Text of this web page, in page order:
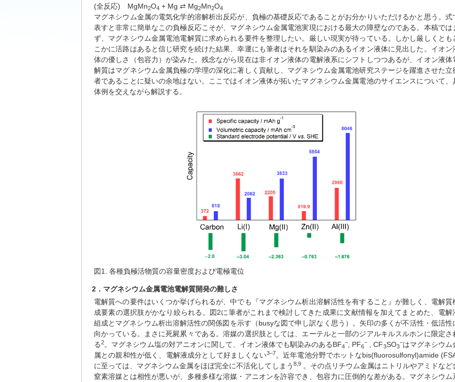
(全反応) MgMn2O4 + Mg ⇄ Mg2Mn2O4
マグネシウム金属の電気化学的溶解析出反応が、負極の基礎反応であることがお分かりいただけるかと思う。式
表すと非常に簡単なこの負極反応こそが、マグネシウム金属電池実現における最大の障壁なのである。本稿では
ず、マグネシウム金属電池電解質に求められる要件を整理したい。厳しい現実が待っている。しかし厳しくとも
こかに活路はあると信じ研究を続けた結果、幸運にも筆者はそれを馴染みのあるイオン液体に見出した。イオン
体の優しさ（包容力）が染みた。残念ながら現在は非イオン液体の電解液系にシフトしつつあるが、イオン液体
解質はマグネシウム金属負極の学理の深化に著しく貢献し、マグネシウム金属電池研究ステージを躍進させた立
者であることに疑いの余地はない。ここではイオン液体が拓いたマグネシウム金属電池のサイエンスについて、
体例を交えながら解説する。
図1. 各種負極活物質の容量密度および電極電位
2．マグネシウム金属電池電解質開発の難しさ
電解質への要件はいくつか挙げられるが、中でも『マグネシウム析出溶解活性を有すること』が難しく、電解質
成要素の選択肢がかなり絞られる。図2に筆者がこれまで検討してきた成果に文献情報を加えてまとめた、電解
組成とマグネシウム析出溶解活性の関係図を示す（busyな図で申し訳なく思う）。矢印の多くが不活性・低活性
向かっている。まさに死屍累々である。溶媒の選択肢としては、エーテルと一部のジアルキルスルホンに限定さ
る2。マグネシウム塩の対アニオンに関して、イオン液体でも馴染みのあるBF4
− , PF6
− , CF3SO3
−はマグネシウム
属との親和性が低く、電解液成分として好ましくない3–7。近年電池分野でホットなbis(fluorosulfonyl)amide
に至っては、マグネシウム金属をほぼ完全に不活化してしまう 8,9。その点リチウム金属はニトリルやアミドなど
窒素溶媒とは相性が悪いが、多種多様な溶媒・アニオンを許容でき、包容力に圧倒的な差がある。マグネシウム